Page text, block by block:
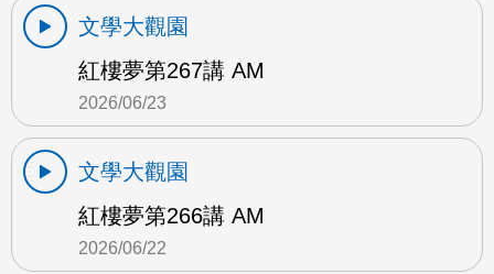
文學大觀園
紅樓夢第267講 AM
2026/06/23
文學大觀園
紅樓夢第266講 AM
2026/06/22